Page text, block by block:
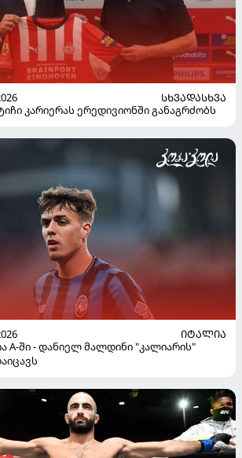
ᲡᲮᲕᲐᲓᲐᲡᲮᲕᲐ
კარიერას ერედივიონში განაგრძობს
ᲘᲢᲐᲚᲘᲐ
A-ში - დანიელ მალდინი "კალიარის"